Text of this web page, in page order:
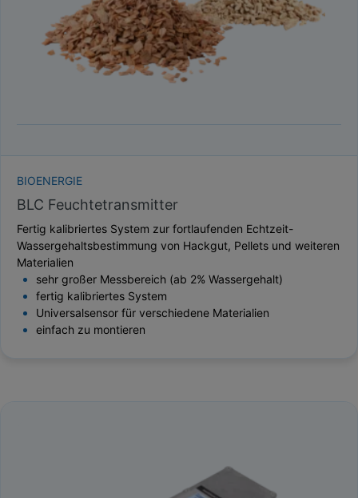
BIOENERGIE
BLC Feuchtetransmitter
Fertig kalibriertes System zur fortlaufenden Echtzeit-
Wassergehaltsbestimmung von Hackgut, Pellets und weiteren
Materialien
sehr großer Messbereich (ab 2% Wassergehalt)
fertig kalibriertes System
Universalsensor für verschiedene Materialien
einfach zu montieren